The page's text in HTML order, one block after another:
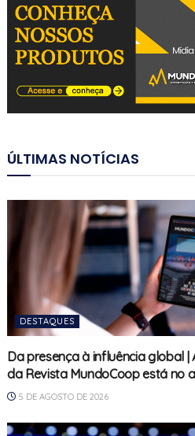
ÚLTIMAS NOTÍCIAS
DESTAQUES
Da presença à influência global |
da Revista MundoCoop está no
5 DE AGOSTO DE 2026